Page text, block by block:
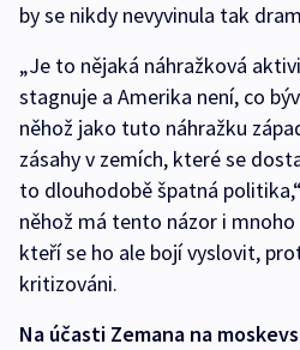
by se nikdy nevyvinula tak
„Je to nějaká náhražková
stagnuje a Amerika není, co
něhož jako tuto náhražku
zásahy v zemích, které se
to dlouhodobě špatná
něhož má tento názor i
kteří se ho ale bojí vyslovit,
kritizováni.
Na účasti Zemana na